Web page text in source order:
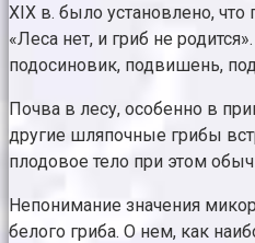
XIX в. было установлено,
«Леса нет, и гриб не
подосиновик, подвишень,
Почва в лесу, особенно в
другие шляпочные грибы
плодовое тело при этом
Непонимание значения
белого гриба. О нем, как